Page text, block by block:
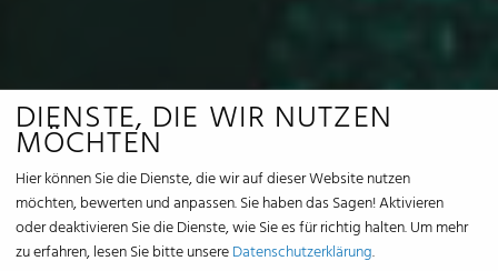
DIENSTE, DIE WIR NUTZEN
MÖCHTEN
Hier können Sie die Dienste, die wir auf dieser Website nutzen
möchten, bewerten und anpassen. Sie haben das Sagen! Aktivieren
oder deaktivieren Sie die Dienste, wie Sie es für richtig halten.Um mehr
zu erfahren, lesen Sie bitte unsereDatenschutzerklärung.